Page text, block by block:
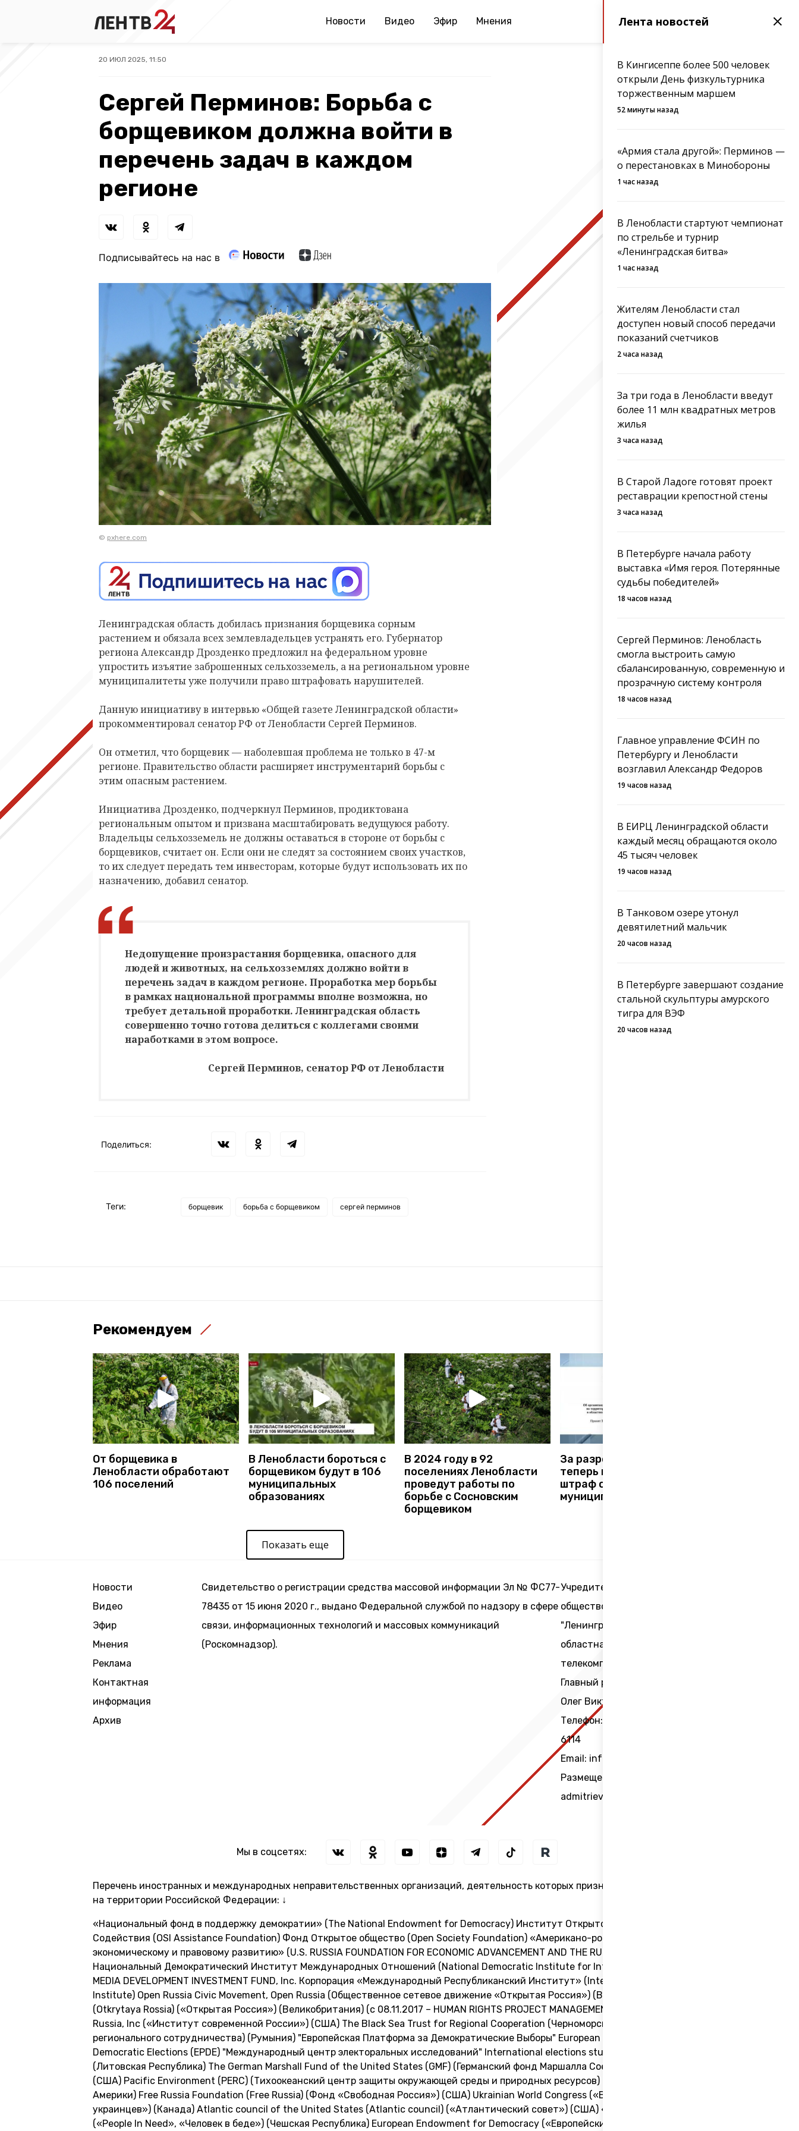
Новости Видео Эфир Мнения
20 ИЮЛ 2025, 11:50
Сергей Перминов: Борьба с
борщевиком должна войти в
перечень задач в каждом
регионе
Подписывайтесь на нас в
© pxhere.com
Ленинградская область добилась признания борщевика сорным
растением и обязала всех землевладельцев устранять его. Губернатор
региона Александр Дрозденко предложил на федеральном уровне
упростить изъятие заброшенных сельхозземель, а на региональном уровне
муниципалитеты уже получили право штрафовать нарушителей.
Данную инициативу в интервью «Общей газете Ленинградской области»
прокомментировал сенатор РФ от Ленобласти Сергей Перминов.
Он отметил, что борщевик — наболевшая проблема не только в 47-м
регионе. Правительство области расширяет инструментарий борьбы с
этим опасным растением.
Инициатива Дрозденко, подчеркнул Перминов, продиктована
региональным опытом и призвана масштабировать ведущуюся работу.
Владельцы сельхозземель не должны оставаться в стороне от борьбы с
борщевиков, считает он. Если они не следят за состоянием своих участков,
то их следует передать тем инвесторам, которые будут использовать их по
назначению, добавил сенатор.
Недопущение произрастания борщевика, опасного для
людей и животных, на сельхозземлях должно войти в
перечень задач в каждом регионе. Проработка мер борьбы
в рамках национальной программы вполне возможна, но
требует детальной проработки. Ленинградская область
совершенно точно готова делиться с коллегами своими
наработками в этом вопросе.
Сергей Перминов, сенатор РФ от Ленобласти
Поделиться:
Теги: борщевик борьба с борщевиком сергей перминов
Рекомендуем
От борщевика в
Ленобласти обработают
106 поселений
В Ленобласти бороться с
борщевиком будут в 106
муниципальных
образованиях
В 2024 году в 92
поселениях Ленобласти
проведут работы по
борьбе с Сосновским
борщевиком
За разросшийся борщевик
теперь можно получить
штраф от
муниципалитета
Показать еще
Лента новостей
В Кингисеппе более 500 человек
открыли День физкультурника
торжественным маршем
52 минуты назад
«Армия стала другой»: Перминов —
о перестановках в Минобороны
1 час назад
В Ленобласти стартуют чемпионат
по стрельбе и турнир
«Ленинградская битва»
1 час назад
Жителям Ленобласти стал
доступен новый способ передачи
показаний счетчиков
2 часа назад
За три года в Ленобласти введут
более 11 млн квадратных метров
жилья
3 часа назад
В Старой Ладоге готовят проект
реставрации крепостной стены
3 часа назад
В Петербурге начала работу
выставка «Имя героя. Потерянные
судьбы победителей»
18 часов назад
Сергей Перминов: Ленобласть
смогла выстроить самую
сбалансированную, современную и
прозрачную систему контроля
18 часов назад
Главное управление ФСИН по
Петербургу и Ленобласти
возглавил Александр Федоров
19 часов назад
В ЕИРЦ Ленинградской области
каждый месяц обращаются около
45 тысяч человек
19 часов назад
В Танковом озере утонул
девятилетний мальчик
20 часов назад
В Петербурге завершают создание
стальной скульптуры амурского
тигра для ВЭФ
20 часов назад
Новости
Видео
Эфир
Мнения
Реклама
Контактная
информация
Архив
Свидетельство о регистрации средства массовой информации Эл № ФС77-
78435 от 15 июня 2020 г., выдано Федеральной службой по надзору в сфере
связи, информационных технологий и массовых коммуникаций
(Роскомнадзор).
Учредитель акционерное
общество
"Ленинградская
областная
телекомпания".
Главный редактор Черных
Олег Викторович.
Телефон: +7 (812) 640-
6114
Email: info@lentv24.ru
Размещение рекламы
admitriev@lentv24.ru
Мы в соцсетях:
Перечень иностранных и международных неправительственных организаций, деятельность которых признана нежелательной
на территории Российской Федерации: ↓
«Национальный фонд в поддержку демократии» (The National Endowment for Democracy) Институт Открытое Общество Фонд
Содействия (OSI Assistance Foundation) Фонд Открытое общество (Open Society Foundation) «Американо-российский фонд по
экономическому и правовому развитию» (U.S. RUSSIA FOUNDATION FOR ECONOMIC ADVANCEMENT AND THE RULE OF LAW)
Национальный Демократический Институт Международных Отношений (National Democratic Institute for International Affairs)
MEDIA DEVELOPMENT INVESTMENT FUND, Inc. Корпорация «Международный Республиканский Институт» (International Republican
Institute) Open Russia Civic Movement, Open Russia (Общественное сетевое движение «Открытая Россия») (Великобритания) OR
(Otkrytaya Rossia) («Открытая Россия») (Великобритания) (с 08.11.2017 – HUMAN RIGHTS PROJECT MANAGEMENT) Institute of Modern
Russia, Inc («Институт современной России») (США) The Black Sea Trust for Regional Cooperation (Черноморский фонд
регионального сотрудничества) (Румыния) "Европейская Платформа за Демократические Выборы" European Platform for
Democratic Elections (EPDE) "Международный центр электоральных исследований" International elections study center (IESC)
(Литовская Республика) The German Marshall Fund of the United States (GMF) (Германский фонд Маршалла Соединенных Штатов)
(США) Pacific Environment (PERC) (Тихоокеанский центр защиты окружающей среды и природных ресурсов) (Соединенные Штаты
Америки) Free Russia Foundation (Free Russia) (Фонд «Свободная Россия») (США) Ukrainian World Congress («Всемирный конгресс
украинцев») (Канада) Atlantic council of the United States (Atlantic council) («Атлантический совет») (США) «Člověk v tísni, o.p.s»
(«People In Need», «Человек в беде») (Чешская Республика) European Endowment for Democracy («Европейский фонд за